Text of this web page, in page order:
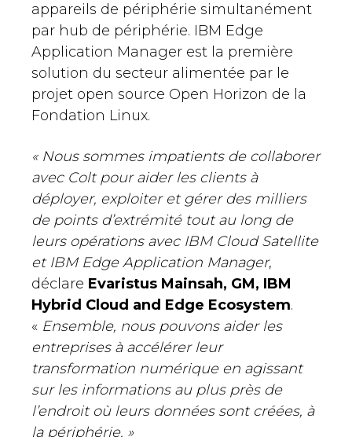
appareils de périphérie simultanément
par hub de périphérie. IBM Edge
Application Manager est la première
solution du secteur alimentée par le
projet open source Open Horizon de la
Fondation Linux.
« Nous sommes impatients de collaborer
avec Colt pour aider les clients à
déployer, exploiter et gérer des milliers
de points d’extrémité tout au long de
leurs opérations avec IBM Cloud Satellite
et IBM Edge Application Manager,
déclare Evaristus Mainsah, GM, IBM
Hybrid Cloud and Edge Ecosystem.
« Ensemble, nous pouvons aider les
entreprises à accélérer leur
transformation numérique en agissant
sur les informations au plus près de
l’endroit où leurs données sont créées, à
la périphérie. »